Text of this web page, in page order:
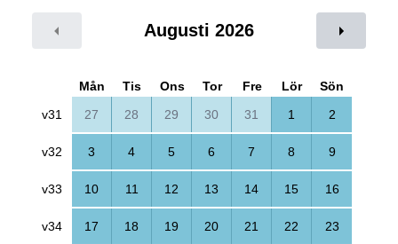
Augusti 2026
Mån Tis Ons Tor Fre Lör
Sön
v31
27 28 29 30 31 1 2
v32 3 4 5 6 7 8 9
v33 10 11 12 13 14 15 16
v34 17 18 19 20 21 22 23